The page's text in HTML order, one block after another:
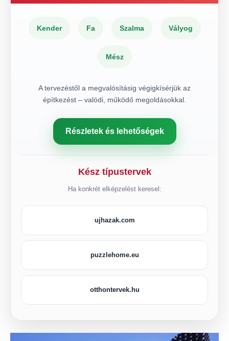
Kender Fa Szalma Vályog
Mész
A tervezéstől a megvalósításig végigkísérjük az
építkezést – valódi, működő megoldásokkal.
Részletek és lehetőségek
Kész típustervek
Ha konkrét elképzelést keresel:
ujhazak.com
puzzlehome.eu
otthontervek.hu